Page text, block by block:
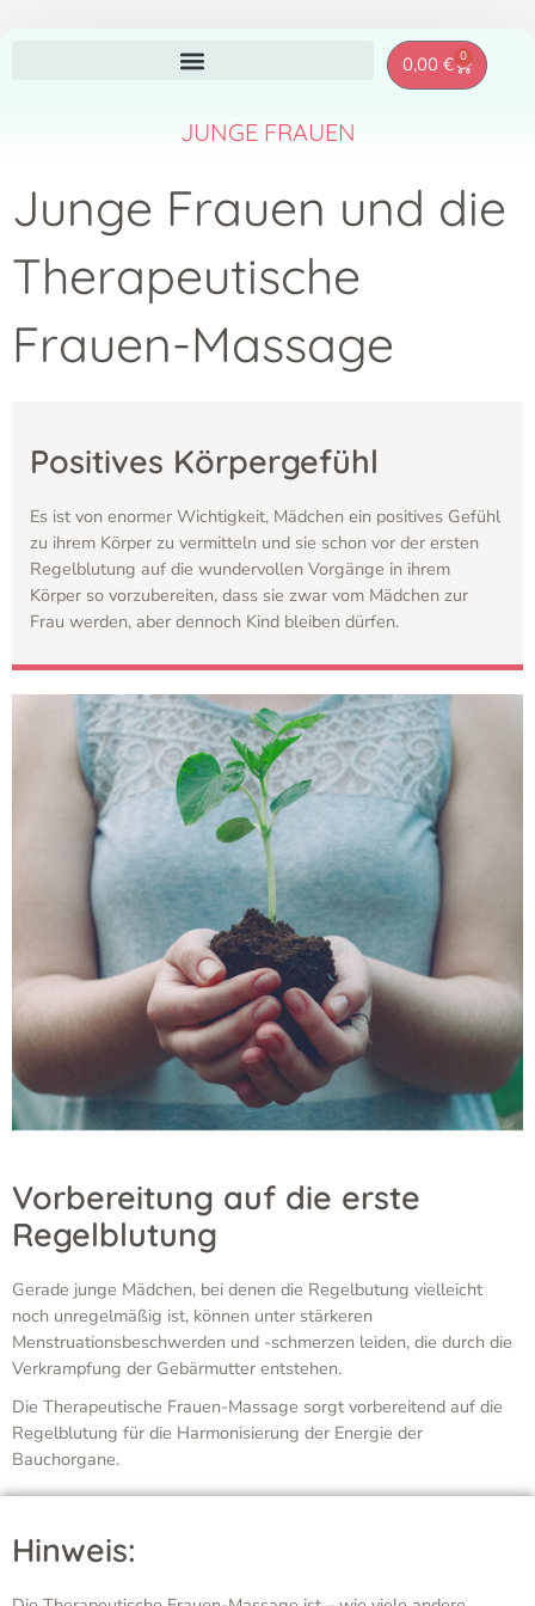
0,00 € 0
JUNGE FRAUEN
Junge Frauen und die
Therapeutische
Frauen-Massage
Positives Körpergefühl
Es ist von enormer Wichtigkeit, Mädchen ein positives Gefühl
zu ihrem Körper zu vermitteln und sie schon vor der ersten
Regelblutung auf die wundervollen Vorgänge in ihrem
Körper so vorzubereiten, dass sie zwar vom Mädchen zur
Frau werden, aber dennoch Kind bleiben dürfen.
Vorbereitung auf die erste
Regelblutung
Gerade junge Mädchen, bei denen die Regelbutung vielleicht
noch unregelmäßig ist, können unter stärkeren
Menstruationsbeschwerden und -schmerzen leiden, die durch die
Verkrampfung der Gebärmutter entstehen.
Die Therapeutische Frauen-Massage sorgt vorbereitend auf die
Regelblutung für die Harmonisierung der Energie der
Bauchorgane.
Hinweis: